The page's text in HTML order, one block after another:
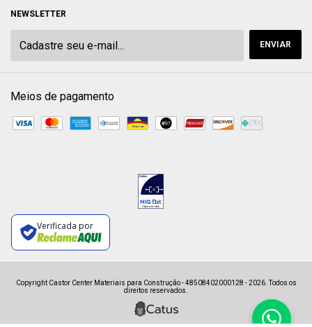
NEWSLETTER
Meios de pagamento
Verificada por
Copyright Castor Center Materiais para Construção - 48508402000128 - 2026. Todos os
direitos reservados.